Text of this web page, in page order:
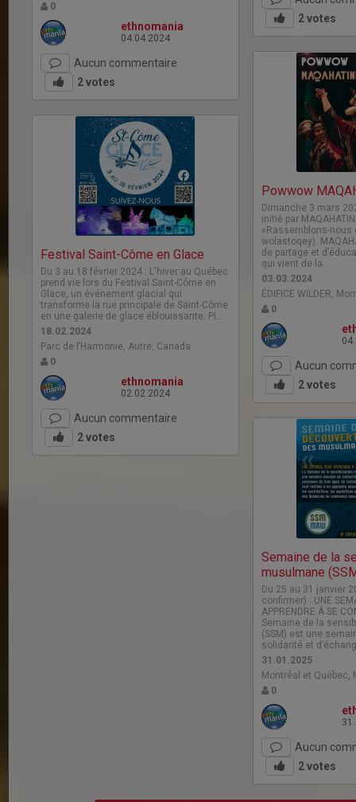
2votes
0
ethnomania
04.04.2024
Aucun commentaire
2votes
Powwow
Dimanche 3 mars
initié par
«Rassemblons-nous
wolastoqey).
de partage et
qui vient de la…
03.03.2024
ÉDIFICE WILDER,
0
Aucun
2votes
Festival Saint-Côme en Glace
Du 3 au 18 février 2024 : L'hiver au Québec
prend vie lors du Festival Saint-Côme en
Glace, un événement glacial qui
transforme la rue principale de Saint-Côme
en une galerie de glace éblouissante. Pl…
18.02.2024
Parc de l’Harmonie, Autre, Canada
0
ethnomania
02.02.2024
Aucun commentaire
2votes
Semaine de la
musulmane
Du 25 au 31 janvier
confirmer) : UNE
APPRENDRE À SE
Semaine de la
(SSM) est une
solidarité et
31.01.2025
Montréal et Québec,
0
Aucun
2votes